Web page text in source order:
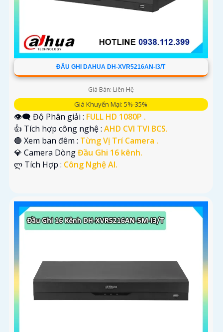
ĐẦU GHI DAHUA DH-XVR5216AN-I3/T
Giá Bán: Liên Hệ
Giá Khuyến Mại: 5%-35%
👁️‍🗨 Độ Phân giải : FULL HD 1080P .
👍 Tích hợp công nghệ : AHD CVI TVI BCS.
🔴 Xem ban đêm : Từng Vị Trí Camera .
💎 Camera DòngĐầu Ghi 16 kênh.
️ლ Tích Hợp : Công Nghệ AI.